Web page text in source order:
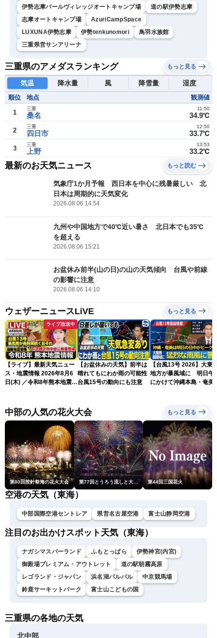
伊勢志摩パールヴィレッジオートキャンプ場
道の駅伊勢志摩
志摩オートキャンプ場
AzuriCampSpace
LUXUNA伊勢志摩
伊勢tenkunomori
鳥羽水族館
三重県営サンアリーナ
三重県のアメダスランキング もっと見る
気温 降水量 風 降雪量 湿度
順位 地点 観測値
1 桑名
三重
34.9℃
11:50
2 四日市
三重
33.7℃
12:50
3 上野
三重
33.2℃
13:53
最新のお天気ニュース もっと読む
気象庁1か月予報 西日本を中心に残暑厳しい 北
日本は周期的に天気変化
2026.08.06 14:54
九州や中国地方で40℃近い暑さ 北日本でも35℃
を超える
2026.08.06 15:21
お盆休み前半(山の日)の山の天気傾向 台風や前線
の影響に注意
2026.08.06 14:10
ウェザーニュースLiVE もっと見る
ライブ放送中
【ライブ】最新天気ニュー
ス・地震情報 2026年8月6
日(木) ／令和8年熊本地震情
ースLiVEイブニング・小林
李衣奈／本田竜也〉
【お盆休みの天気】前半は
晴れてもにわか雨の可能性
台風15号の動向にも注意
【台風13号 2026】大東
地方が暴風域に 明日午
にかけて沖縄本島・奄美
中部の人気の花火大会 もっと見る
第80回按針祭海の花火大会 第77回とうろう流しと大花火大会 第44回三国花火
空港の天気（東海）
中部国際空港セントレア 県営名古屋空港 富士山静岡空港
注目のお出かけスポット天気（東海）
ナガシマスパーランド ふもとっぱら
伊勢神宮(内宮)
御殿場プレミアム・アウトレット
道の駅朝霧高原
レゴランド・ジャパン
浜名湖パルパル
中京競馬場
鈴鹿サーキットパーク
富士山こどもの国
三重県の各地の天気
北中部